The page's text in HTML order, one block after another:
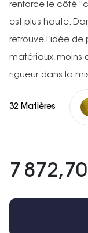
renforce le côté
est plus haute.
retrouve l’idée de
matériaux, moins
rigueur dans la
32 Matières
7